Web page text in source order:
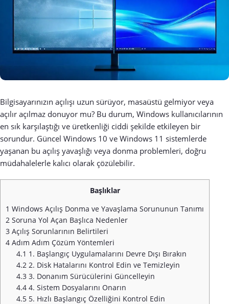
Bilgisayarınızın açılışı uzun sürüyor, masaüstü gelmiyor veya
açılır açılmaz donuyor mu? Bu durum, Windows kullanıcılarının
en sık karşılaştığı ve üretkenliği ciddi şekilde etkileyen bir
sorundur. Güncel Windows 10 ve Windows 11 sistemlerde
yaşanan bu açılış yavaşlığı veya donma problemleri, doğru
müdahalelerle kalıcı olarak çözülebilir.
Başlıklar
1 Windows Açılış Donma ve Yavaşlama Sorununun Tanımı
2 Soruna Yol Açan Başlıca Nedenler
3 Açılış Sorunlarının Belirtileri
4 Adım Adım Çözüm Yöntemleri
4.1 1. Başlangıç Uygulamalarını Devre Dışı Bırakın
4.2 2. Disk Hatalarını Kontrol Edin ve Temizleyin
4.3 3. Donanım Sürücülerini Güncelleyin
4.4 4. Sistem Dosyalarını Onarın
4.5 5. Hızlı Başlangıç Özelliğini Kontrol Edin